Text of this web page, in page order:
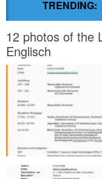
TRENDING:
12 photos of the
Englisch